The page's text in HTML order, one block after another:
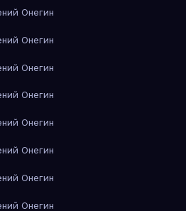
Онегин
Онегин
Онегин
Онегин
Онегин
Онегин
Онегин
Онегин